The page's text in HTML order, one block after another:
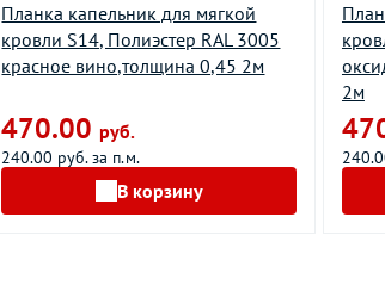
Планка капельник для мягкой
кровли S14, Полиэстер RAL 3005
красное вино,толщина 0,45 2м
470.00руб.
240.00 руб. за п.м.
В корзину
2м